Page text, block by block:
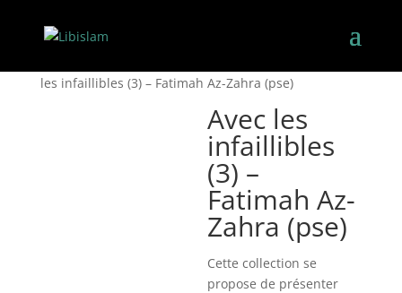
les infaillibles (3) – Fatimah Az-Zahra (pse)
Avec les
infaillibles
(3) –
Fatimah Az-
Zahra (pse)
Cette collection se
propose de présenter